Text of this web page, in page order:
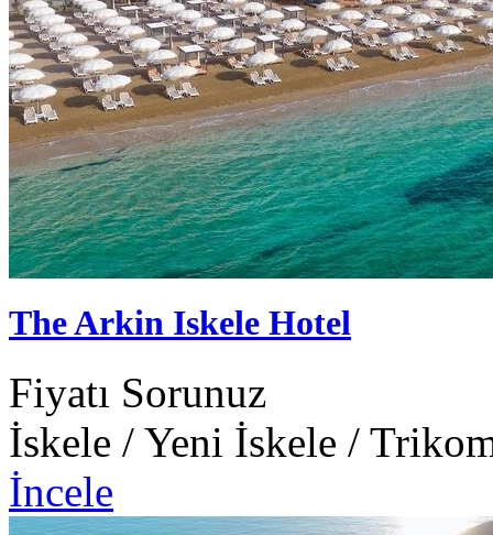
The Arkin Iskele Hotel
Fiyatı Sorunuz
İskele / Yeni İskele /
İncele